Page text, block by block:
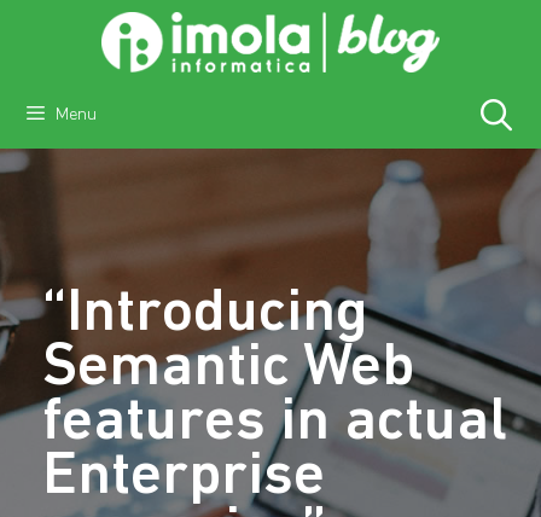
Menu
“Introducing
Semantic Web
features in actual
Enterprise